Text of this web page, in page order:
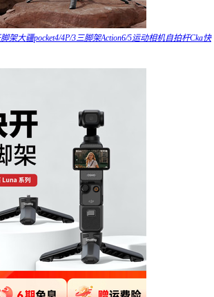
架大疆pocket4/4P/3三脚架Action6/5运动相机自拍杆Cka快